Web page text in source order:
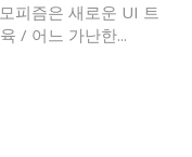
피즘은 새로운 UI 트
/ 어느 가난한...